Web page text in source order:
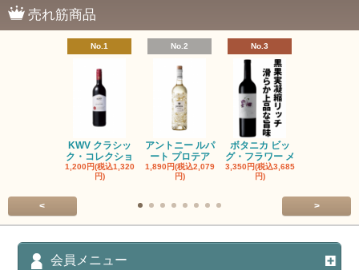
売れ筋商品
No.1
KWV クラシッ
ク・コレクショ
1,200円(税込1,320
円)
No.2
アントニー ルパ
ート プロテア
1,890円(税込2,079
円)
No.3
ボタニカ ビッ
グ・フラワー メ
3,350円(税込3,685
円)
< >
会員メニュー